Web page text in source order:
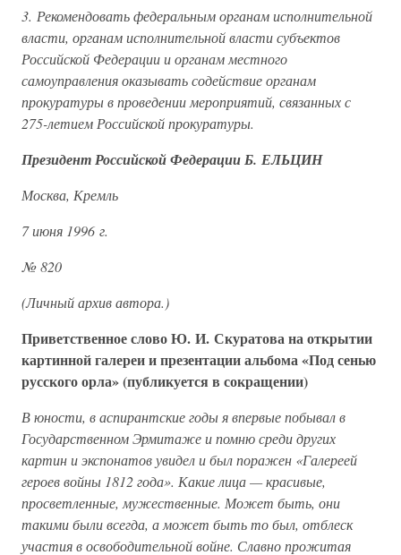
3. Рекомендовать федеральным органам исполнительной
власти, органам исполнительной власти субъектов
Российской Федерации и органам местного
самоуправления оказывать содействие органам
прокуратуры в проведении мероприятий, связанных с
275-летием Российской прокуратуры.
Президент Российской Федерации Б. ЕЛЬЦИН
Москва, Кремль
7 июня 1996 г.
№ 820
(Личный архив автора.)
Приветственное слово Ю. И. Скуратова на открытии
картинной галереи и презентации альбома «Под сенью
русского орла» (публикуется в сокращении)
В юности, в аспирантские годы я впервые побывал в
Государственном Эрмитаже и помню среди других
картин и экспонатов увидел и был поражен «Галереей
героев войны 1812 года». Какие лица — красивые,
просветленные, мужественные. Может быть, они
такими были всегда, а может быть то был, отблеск
участия в освободительной войне. Славно прожитая